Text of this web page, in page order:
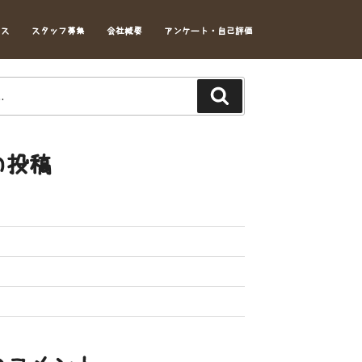
スタッフ募集 会社概要 アンケート・自己評価
投稿